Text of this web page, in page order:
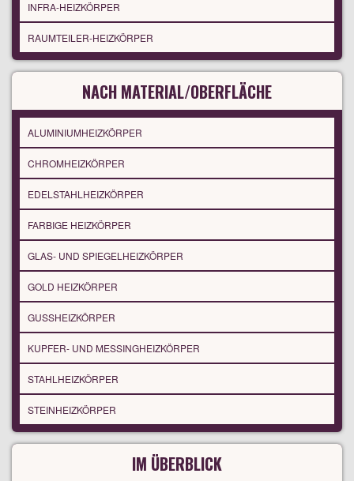
INFRA-HEIZKÖRPER
RAUMTEILER-HEIZKÖRPER
NACH MATERIAL/OBERFLÄCHE
ALUMINIUMHEIZKÖRPER
CHROMHEIZKÖRPER
EDELSTAHLHEIZKÖRPER
FARBIGE HEIZKÖRPER
GLAS- UND SPIEGELHEIZKÖRPER
GOLD HEIZKÖRPER
GUSSHEIZKÖRPER
KUPFER- UND MESSINGHEIZKÖRPER
STAHLHEIZKÖRPER
STEINHEIZKÖRPER
IM ÜBERBLICK